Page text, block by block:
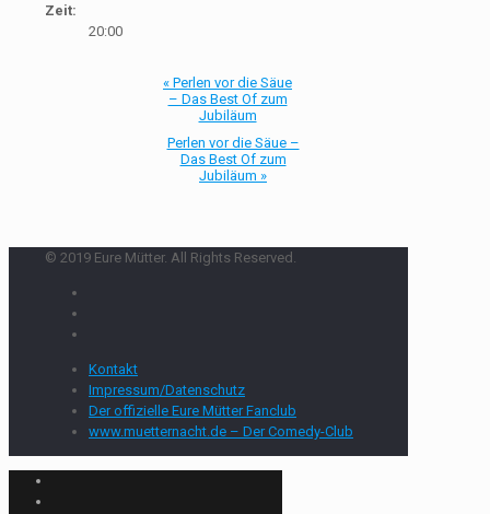
Zeit:
20:00
« Perlen vor die Säue
– Das Best Of zum
Jubiläum
Perlen vor die Säue –
Das Best Of zum
Jubiläum »
© 2019 Eure Mütter. All Rights Reserved.
Kontakt
Impressum/Datenschutz
Der offizielle Eure Mütter Fanclub
www.muetternacht.de – Der Comedy-Club